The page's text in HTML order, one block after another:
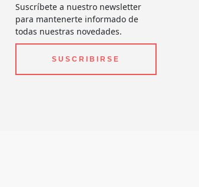
Suscríbete a nuestro newsletter
para mantenerte informado de
todas nuestras novedades.
SUSCRIBIRSE